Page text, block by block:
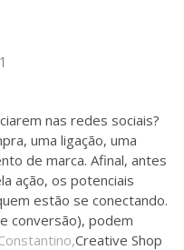
nas redes sociais?
uma ligação, uma
de marca. Afinal, antes
ação, os potenciais
estão se conectando.
conversão), podem
Creative Shop